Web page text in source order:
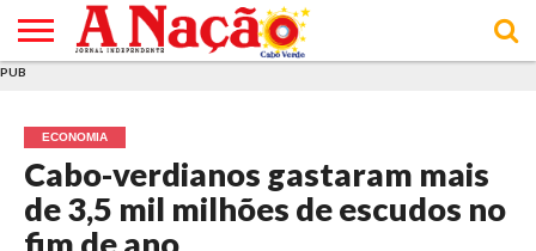
E DE
COOKIES
DE
UTILIZAÇÃO
PUB
ECONOMIA
Cabo-verdianos gastaram mais
de 3,5 mil milhões de escudos no